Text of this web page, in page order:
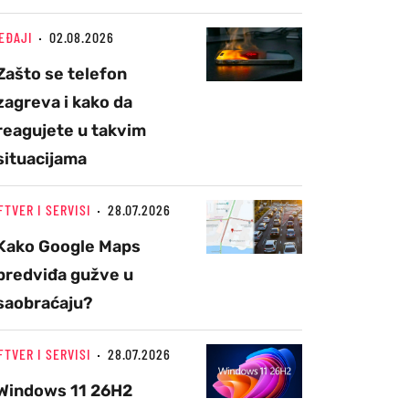
02.08.2026
se telefon
i kako da
u takvim
I SERVISI 28.07.2026
Google Maps
gužve u
I SERVISI 28.07.2026
11 26H2